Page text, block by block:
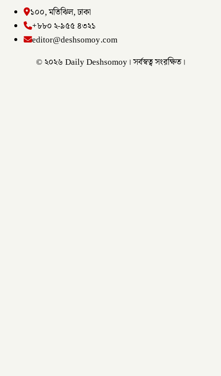
১০০, মতিঝিল, ঢাকা
+৮৮০ ২-৯৫৫ ৪৩২১
editor@deshsomoy.com
© ২০২৬ Daily Deshsomoy। সর্বস্বত্ব সংরক্ষিত।